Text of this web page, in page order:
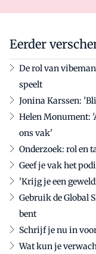
Eerder
De rol van
speelt
Jonina Karssen:
Helen Monument:
ons vak'
Onderzoek: rol en
Geef je vak het
'Krijg je een
Gebruik de Global
bent
Schrijf je nu in
Wat kun je